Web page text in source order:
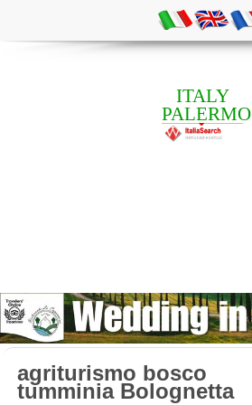
ITALY
PALERMO
agriturismo bosco
tumminia Bolognetta